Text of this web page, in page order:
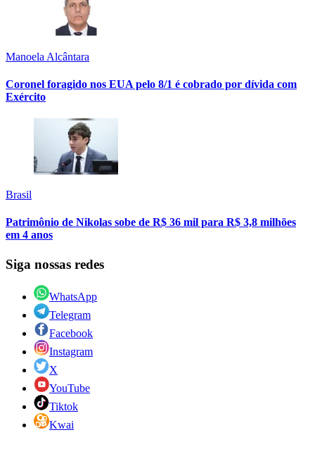
Manoela Alcântara
Coronel foragido nos EUA pelo 8/1 é cobrado por dívida com
Exército
Brasil
Patrimônio de Nikolas sobe de R$ 36 mil para R$ 3,8 milhões
em 4 anos
Siga nossas redes
WhatsApp
Telegram
Facebook
Instagram
X
YouTube
Tiktok
Kwai